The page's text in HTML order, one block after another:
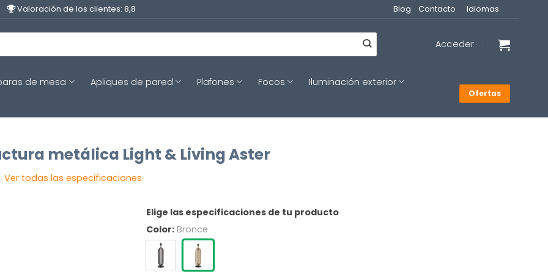
Valoración de los clientes: 8,8 Blog Contacto Idiomas
Acceder
de mesa Apliques de pared Plafones Focos
Iluminación exterior
Ofertas
metálica Light & Living Aster
Ver todas las especificaciones
Elige las especificaciones de tu producto
Color: Bronce